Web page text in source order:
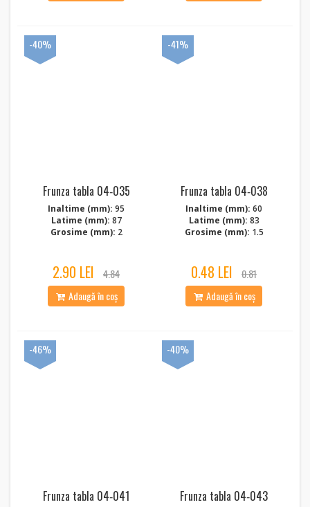
Frunza tabla 04‑035
Inaltime (mm): 95
Latime (mm): 87
Grosime (mm): 2
2.90 LEI 4.84
-40%
Adaugă în coș
Frunza tabla 04‑038
Inaltime (mm): 60
Latime (mm): 83
Grosime (mm): 1.5
0.48 LEI 0.81
-41%
Adaugă în coș
Frunza tabla 04‑041
-46%
Frunza tabla 04‑043
-40%